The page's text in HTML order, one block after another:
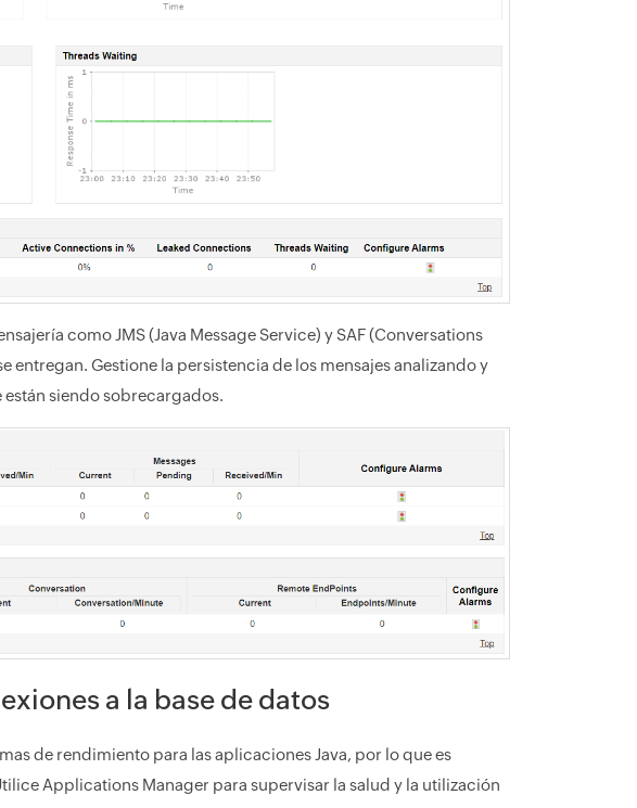
como JMS (Java Message Service) y SAF (Conversations
entregan. Gestione la persistencia de los mensajes analizando y
siendo sobrecargados.
a la base de datos
de rendimiento para las aplicaciones Java, por lo que es
Applications Manager para supervisar la salud y la utilización